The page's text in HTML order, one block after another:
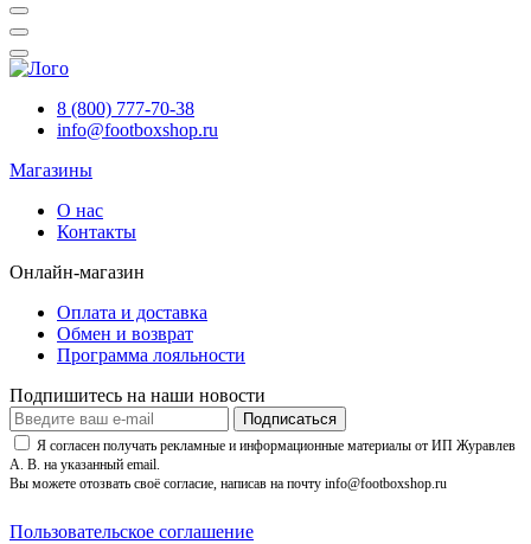
8 (800) 777-70-38
info@footboxshop.ru
Магазины
О нас
Контакты
Онлайн-магазин
Оплата и доставка
Обмен и возврат
Программа лояльности
Подпишитесь на наши новости
Подписаться
Я согласен получать рекламные и информационные материалы от ИП Журавлев
А. В. на указанный email.
Вы можете отозвать своё согласие, написав на почту info@footboxshop.ru
Пользовательское соглашение